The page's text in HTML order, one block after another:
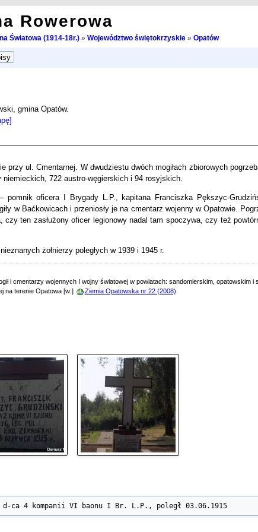
Rowerowa
Światowa (1914-18r.)» Województwo świętokrzyskie» Opatów
gmina Opatów.
przy ul. Cmentarnej. W dwudziestu dwóch mogiłach zbiorowych
niemieckich, 722 austro-węgierskich i 94 rosyjskich.
pomnik oficera I Brygady L.P., kapitana Franciszka Pększyc-
w Baćkowicach i przeniosły je na cmentarz wojenny w Opatowie.
czy ten zasłużony oficer legionowy nadal tam spoczywa, czy też
żołnierzy poległych w 1939 i 1945 r.
i cmentarzy wojennych I wojny światowej w powiatach: sandomierskim, opatowskim i
na terenie Opatowa [w:]
Ziemia Opatowska nr 22 (2008)
ca 4 kompanii VI baonu I Br. L.P., poległ 03.06.1915